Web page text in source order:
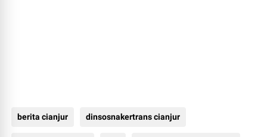
berita cianjur dinsosnakertrans cianjur